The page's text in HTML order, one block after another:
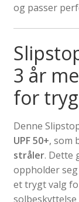
og passer
3 år
for
Denne
UPF 50+, som
stråler. Dette
oppholder
et trygt valg